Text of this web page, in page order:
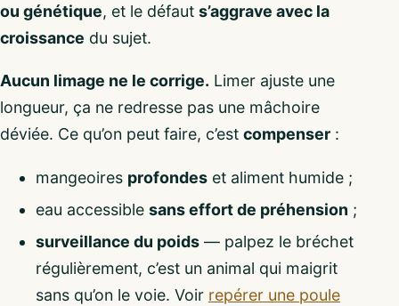
ou génétique, et le défaut s’aggrave avec la
croissance du sujet.
Aucun limage ne le corrige. Limer ajuste une
longueur, ça ne redresse pas une mâchoire
déviée. Ce qu’on peut faire, c’est compenser :
mangeoires profondes et aliment humide ;
eau accessible sans effort de préhension ;
surveillance du poids — palpez le bréchet
régulièrement, c’est un animal qui maigrit
sans qu’on le voie. Voir repérer une poule